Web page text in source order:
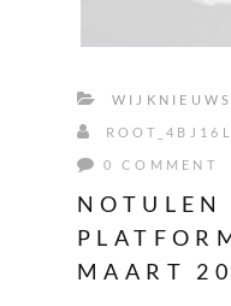
WIJKNIEUWS
0 COMMENT
MAART